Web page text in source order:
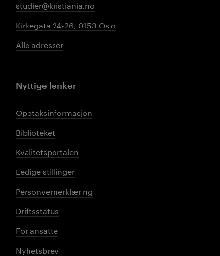
studier@kristiania.no
Kirkegata 24-26, 0153 Oslo
Alle adresser
Nyttige lenker
Opptaksinformasjon
Biblioteket
Kvalitetsportalen
Ledige stillinger
Personvernerklæring
Driftsstatus
For ansatte
Nyhetsbrev